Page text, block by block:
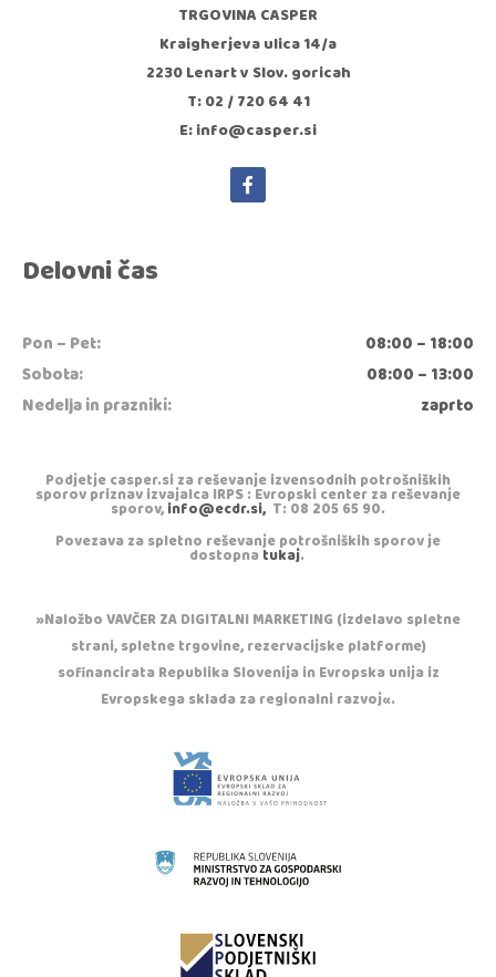
TRGOVINA CASPER
Kraigherjeva ulica 14/a
2230 Lenart v Slov. goricah
T: 02 / 720 64 41
E: info@casper.si
Delovni čas
Pon – Pet:
08:00 – 18:00
Sobota:
08:00 – 13:00
Nedelja in prazniki:
zaprto
Podjetje casper.si za reševanje izvensodnih potrošniških
sporov priznav izvajalca IRPS : Evropski center za reševanje
sporov,info@ecdr.si, T: 08 205 65 90.
Povezava za spletno reševanje potrošniških sporov je
dostopnatukaj.
»Naložbo VAVČER ZA DIGITALNI MARKETING (izdelavo spletne
strani, spletne trgovine, rezervacijske platforme)
sofinancirata Republika Slovenija in Evropska unija iz
Evropskega sklada za regionalni razvoj«.